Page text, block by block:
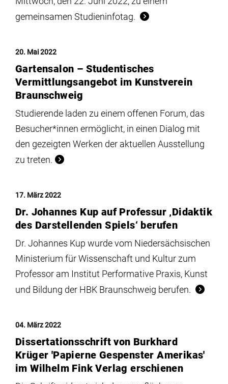
gemeinsamen Studieninfotag.
20. Mai 2022
Gartensalon – Studentisches
Vermittlungsangebot im Kunstverein
Braunschweig
Studierende laden zu einem offenen Forum, das
Besucher*innen ermöglicht, in einen Dialog mit
den gezeigten Werken der aktuellen Ausstellung
zu treten.
17. März 2022
Dr. Johannes Kup auf Professur ‚Didaktik
des Darstellenden Spiels‘ berufen
Dr. Johannes Kup wurde vom Niedersächsischen
Ministerium für Wissenschaft und Kultur zum
Professor am Institut Performative Praxis, Kunst
und Bildung der HBK Braunschweig berufen.
04. März 2022
Dissertationsschrift von Burkhard
Krüger 'Papierne Gespenster Amerikas'
im Wilhelm Fink Verlag erschienen